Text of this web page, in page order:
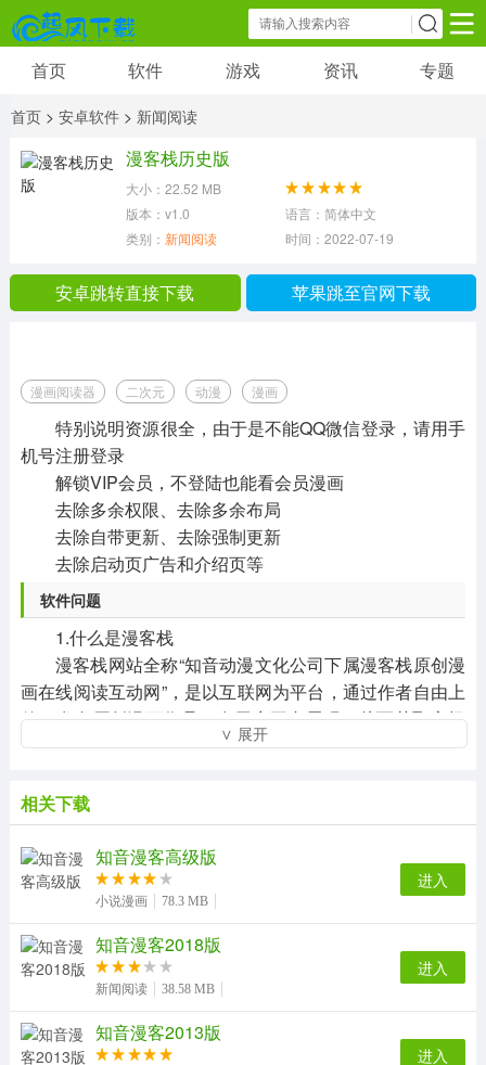
游戏
8268 款应用
118 款应用
3147 款应用
15109 款应用
学习教育
金融理财
生活办公
综合其他
首页 软件 游戏 资讯 专题
首页 > 安卓软件 > 新闻阅读
漫客栈历史版
大小：22.52 MB
版本：v1.0
语言：简体中文
类别： 新闻阅读 时间：2022-07-19 19:02:40
安卓跳转直接下载 苹果跳至官网下载
漫画阅读器 二次元 动漫 漫画
特别说明资源很全，由于是不能QQ微信登录，请用手
机号注册登录
解锁VIP会员，不登陆也能看会员漫画
去除多余权限、去除多余布局
去除自带更新、去除强制更新
去除启动页广告和介绍页等
软件问题
1.什么是漫客栈
漫客栈网站全称“知音动漫文化公司下属漫客栈原创漫
画在线阅读互动网”，是以互联网为平台，通过作者自由上
传、发布原创漫画作品，在用户平台展现，从而获取市场
反馈，挖掘漫画价值，并进行高端操作的新形态互联网
信——在现在网络媒体应用广泛的时期，全新的推广平台
可以让我们的作品的数量，质量及表现力，以及用户的覆
盖面登方面取得更大的进步和突破。
2.怎样注册漫客栈？
新用户输入手机号码和收到的短信验证码、密码即可
完成注册
3.怎么登录漫客栈（漫客栈的登陆方式有2种）
1）第三方登录
码）
∨ 展开
相关下载
知音漫客高级版
小说漫画 78.3 MB
进入
知音漫客2018版
新闻阅读 38.58 MB
进入
知音漫客2013版
进入